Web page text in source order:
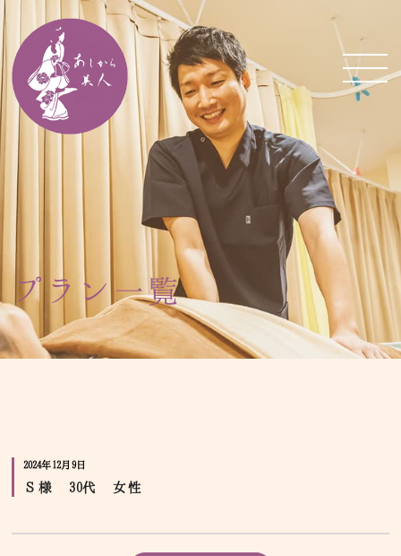
プラン一覧
2024年12月9日
Ｓ様 30代 女性